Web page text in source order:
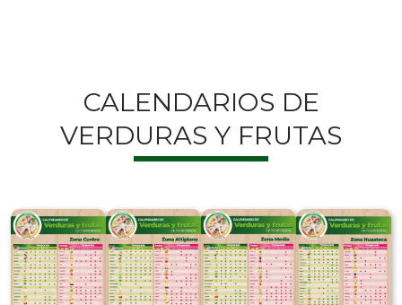
CALENDARIOS DE
VERDURAS Y FRUTAS